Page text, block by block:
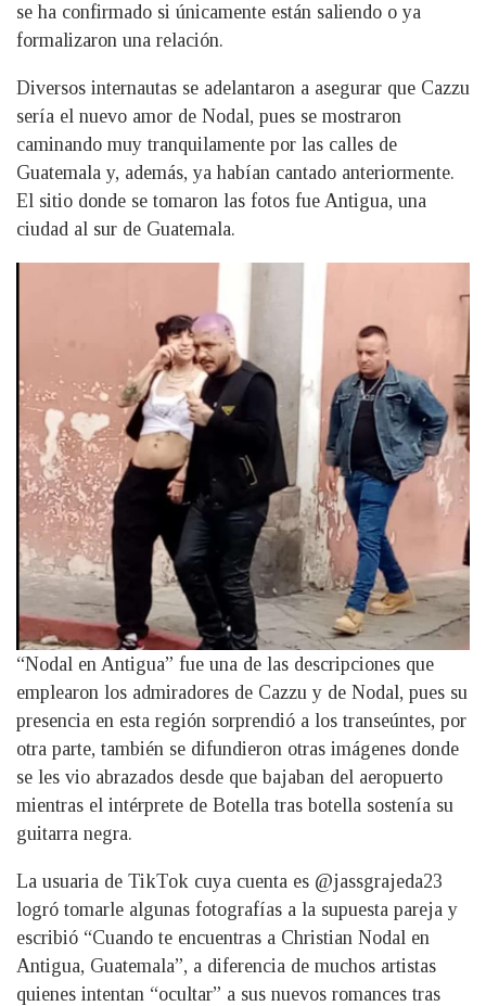
se ha confirmado si únicamente están saliendo o ya
formalizaron una relación.
Diversos internautas se adelantaron a asegurar que Cazzu
sería el nuevo amor de Nodal, pues se mostraron
caminando muy tranquilamente por las calles de
Guatemala y, además, ya habían cantado anteriormente.
El sitio donde se tomaron las fotos fue Antigua, una
ciudad al sur de Guatemala.
“Nodal en Antigua” fue una de las descripciones que
emplearon los admiradores de Cazzu y de Nodal, pues su
presencia en esta región sorprendió a los transeúntes, por
otra parte, también se difundieron otras imágenes donde
se les vio abrazados desde que bajaban del aeropuerto
mientras el intérprete de Botella tras botella sostenía su
guitarra negra.
La usuaria de TikTok cuya cuenta es @jassgrajeda23
logró tomarle algunas fotografías a la supuesta pareja y
escribió “Cuando te encuentras a Christian Nodal en
Antigua, Guatemala”, a diferencia de muchos artistas
quienes intentan “ocultar” a sus nuevos romances tras